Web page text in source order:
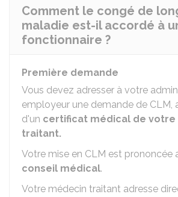
Comment le congé de
maladie est-il accordé à
fonctionnaire ?
Première demande
Vous devez adresser à votre
employeur une demande de CLM,
d'un certificat médical de votre
traitant.
Votre mise en CLM est prononcée
conseil médical.
Votre médecin traitant adresse